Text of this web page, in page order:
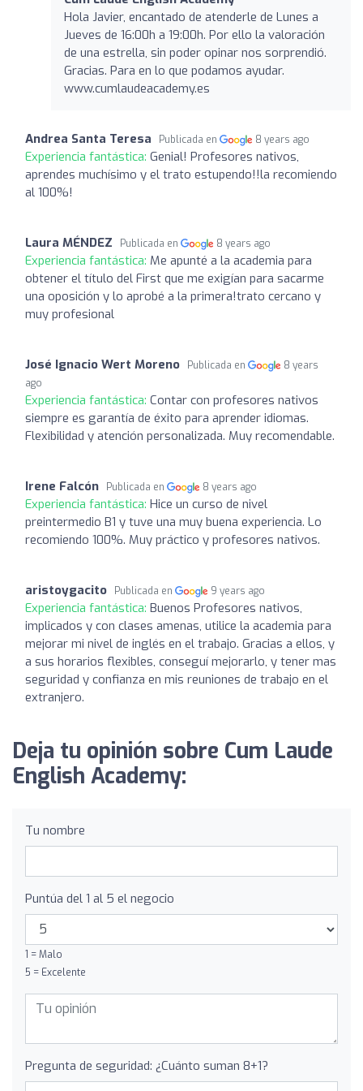
Hola Javier, encantado de atenderle de Lunes a
Jueves de 16:00h a 19:00h. Por ello la valoración
de una estrella, sin poder opinar nos sorprendió.
Gracias. Para en lo que podamos ayudar.
www.cumlaudeacademy.es
Andrea Santa Teresa Publicada en 8 years ago
Experiencia fantástica: Genial! Profesores nativos,
aprendes muchísimo y el trato estupendo!!la recomiendo
al 100%!
Laura MÉNDEZ Publicada en 8 years ago
Experiencia fantástica: Me apunté a la academia para
obtener el título del First que me exigían para sacarme
una oposición y lo aprobé a la primera!trato cercano y
muy profesional
José Ignacio Wert Moreno Publicada en
8 years
ago
Experiencia fantástica: Contar con profesores nativos
siempre es garantía de éxito para aprender idiomas.
Flexibilidad y atención personalizada. Muy recomendable.
Irene Falcón Publicada en 8 years ago
Experiencia fantástica: Hice un curso de nivel
preintermedio B1 y tuve una muy buena experiencia. Lo
recomiendo 100%. Muy práctico y profesores nativos.
aristoygacito Publicada en 9 years ago
Experiencia fantástica: Buenos Profesores nativos,
implicados y con clases amenas, utilice la academia para
mejorar mi nivel de inglés en el trabajo. Gracias a ellos, y
a sus horarios flexibles, conseguí mejorarlo, y tener mas
seguridad y confianza en mis reuniones de trabajo en el
extranjero.
Deja tu opinión sobre Cum Laude
English Academy:
Tu nombre
Puntúa del 1 al 5 el negocio
1 = Malo
5 = Excelente
Pregunta de seguridad: ¿Cuánto suman 8+1?